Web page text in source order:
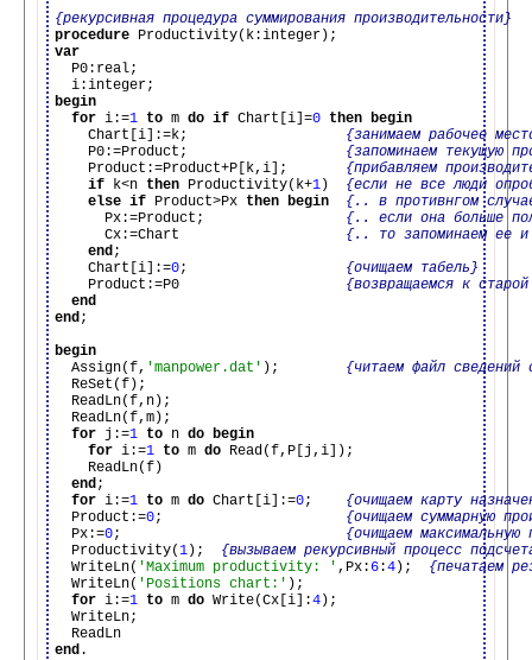
{рекурсивная процедура суммирования производительности}
procedure
var
P0:real;
begin
for i:=1 to m do if Chart[i]=0 then begin
    Chart[i]:=k;
{занимаем рабочее
    P0:=Product;
{запоминаем текущую
    Product:=Product+P[k,i];
{прибавляем
if k<n then Productivity(k+1 ) {если не все люди
else if Product>Px then begin
{.. в противнгом
      Px:=Product;
{.. если она больше
      Cx:=Chart
{.. то запоминаем ее и
end;
    Chart[i]:=
0; {очищаем табель}
    Product:=P0
{возвращаемся к
end
end;
begin
Assign(f, 'manpower.dat' ); {читаем файл
  ReSet(f);
  ReadLn(f,n);
  ReadLn(f,m);
for j:=1 to n do begin
for i:=1 to m do Read(f,P[j,i]);
    ReadLn(f)
end;
for i:=1 to m do Chart[i]:=0; {очищаем карту
  Product:=
0; {очищаем суммарную
  Px:=
0; {очищаем максимальную
  Productivity(
1 ); {вызываем рекурсивный процесс
  WriteLn(
'Maximum productivity: ' ,Px: 6:4 ); {печатаем
  WriteLn(
'Positions chart:' );
for i:=1 to m do Write(Cx[i]:4 );
  WriteLn;
end